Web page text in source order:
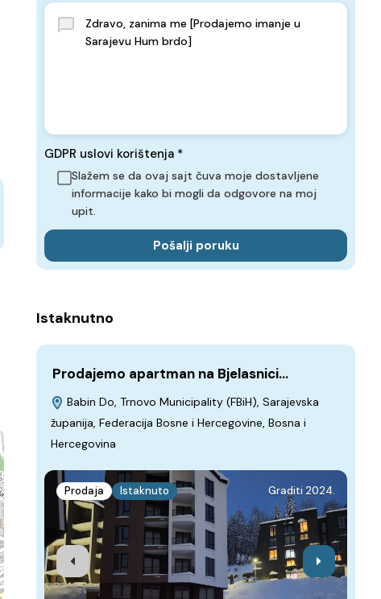
GDPR uslovi korištenja *
Slažem se da ovaj sajt čuva moje dostavljene
informacije kako bi mogli da odgovore na moj
upit.
Pošalji poruku
Istaknutno
Prodajemo apartman na Bjelasnici…
Babin Do, Trnovo Municipality (FBiH), Sarajevska
županija, Federacija Bosne i Hercegovine, Bosna i
Hercegovina
Prodaja Istaknuto Graditi 2024.